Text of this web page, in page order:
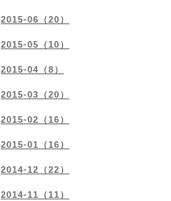
2015-06（20）
2015-05（10）
2015-04（8）
2015-03（20）
2015-02（16）
2015-01（16）
2014-12（22）
2014-11（11）